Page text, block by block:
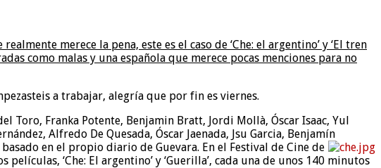
merece la pena, este es el caso de ‘Che: el argentino’ y ‘El tren
como malas y una española que merece pocas menciones para no
a trabajar, alegría que por fin es viernes.
Toro, Franka Potente, Benjamin Bratt, Jordi Mollà, Óscar Isaac, Yul
Alfredo De Quesada, Óscar Jaenada, Jsu Garcia, Benjamín
en el propio diario de Guevara. En el Festival de Cine de
‘Che: El argentino’ y ‘Guerilla’, cada una de unos 140 minutos